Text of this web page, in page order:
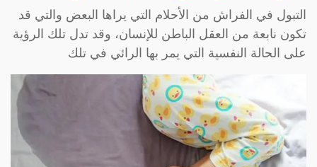
التبول في الفراش من الأحلام التي يراها البعض والتي قد
تكون نابعة من العقل الباطن للإنسان، وقد تدل تلك الرؤية
على الحالة النفسية التي يمر بها الرائي في تلك